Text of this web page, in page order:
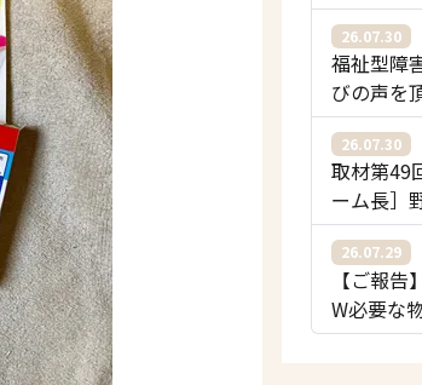
26.07.30
福祉型障
びの声を
26.07.30
取材第49
ーム長］
26.07.29
【ご報
W必要な